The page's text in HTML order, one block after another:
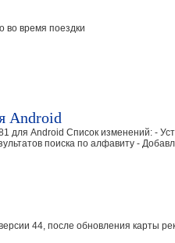
во время поездки
Android
для Android Список изменений: -
поиска по алфавиту -
44, после обновления карты